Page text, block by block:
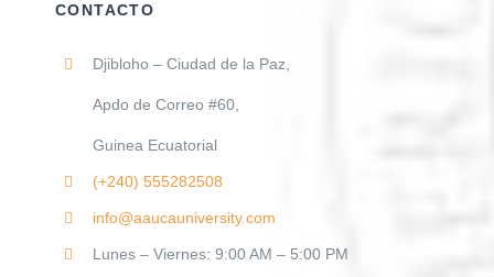
CONTACTO
Djibloho – Ciudad de la Paz,
Apdo de Correo #60,
Guinea Ecuatorial
(+240) 555282508
info@aaucauniversity.com
Lunes – Viernes: 9:00 AM – 5:00 PM